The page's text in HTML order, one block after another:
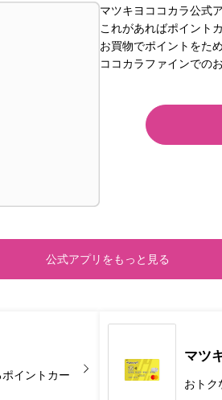
マツキヨココカラ公式
これがあればポイント
お買物でポイントをた
ココカラファインでの
公式アプリをもっと見る
イントカー
マツ
おトク